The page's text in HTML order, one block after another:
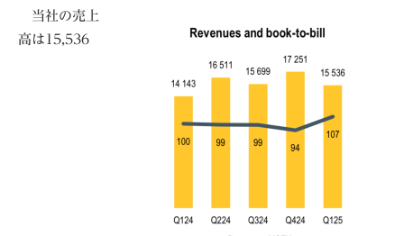
当社の売上
高は15,536